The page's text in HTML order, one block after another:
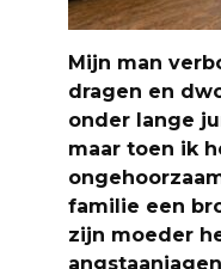
Mijn man
dragen en
onder lange
maar toen ik
familie een
zijn moeder